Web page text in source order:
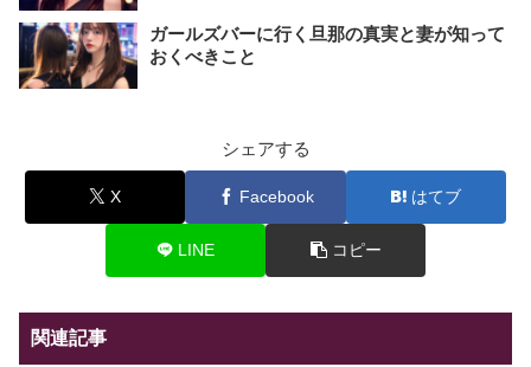
ガールズバーに行く旦那の真実と妻が知って
おくべきこと
シェアする
X Facebook はてブ
LINE コピー
関連記事